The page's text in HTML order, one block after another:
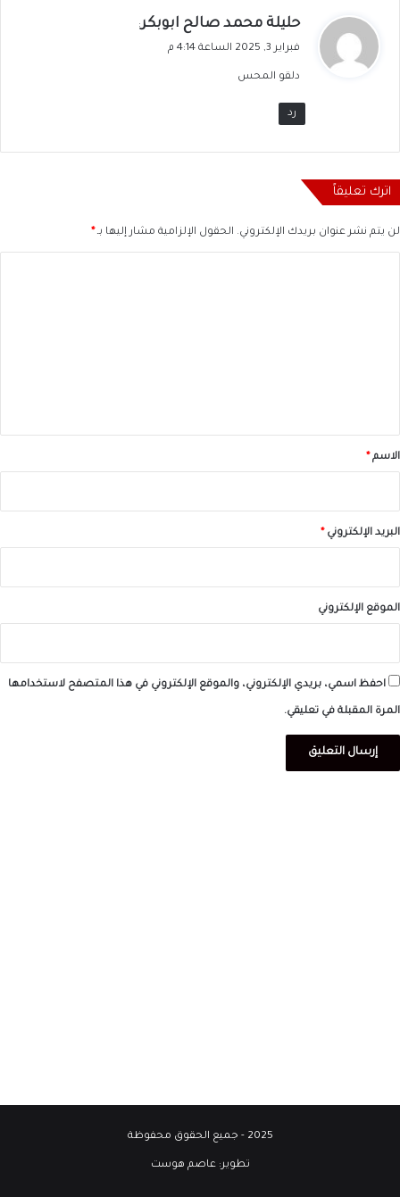
ي
ق
ل
حليلة محمد صالح ابوبكر:
فبراير 3, 2025 الساعة 4:14 م
دلقو المحس
رد
اترك تعليقاً
لن يتم نشر عنوان بريدك الإلكتروني. الحقول الإلزامية مشار إليها بـ *
*الاسم *
البريد الإلكتروني *
الموقع الإلكتروني
احفظ اسمي، بريدي الإلكتروني، والموقع الإلكتروني في هذا المتصفح لاستخدامها
المرة المقبلة في تعليقي.
2025 - جميع الحقوق محفوظة
تطوير:عاصم هوست